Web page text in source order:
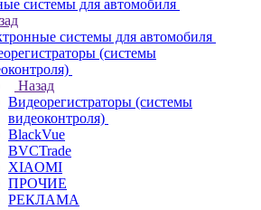
системы для автомобиля
системы для автомобиля
(системы
Назад
Видеорегистраторы (системы
видеоконтроля)
BlackVue
BVCTrade
XIAOMI
ПРОЧИЕ
РЕКЛАМА